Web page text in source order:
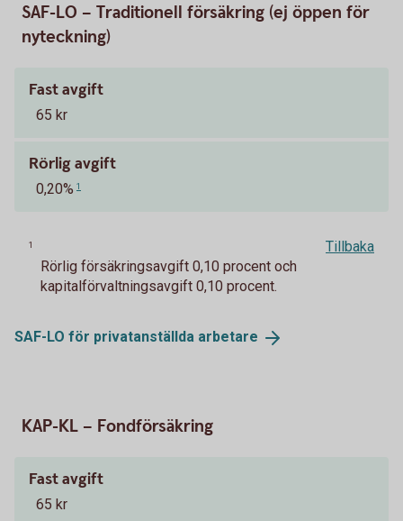
SAF-LO – Traditionell försäkring (ej öppen för
nyteckning)
Fast avgift
65 kr
Rörlig avgift
0,20% 1
1
Rörlig försäkringsavgift 0,10 procent och
kapitalförvaltningsavgift 0,10 procent.
Tillbaka
SAF-LO för privatanställda arbetare
KAP-KL – Fondförsäkring
Fast avgift
65 kr